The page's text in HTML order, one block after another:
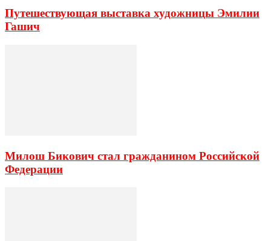
Путешествующая выставка художницы Эмилии
Гашич
Милош Бикович стал гражданином Российской
Федерации